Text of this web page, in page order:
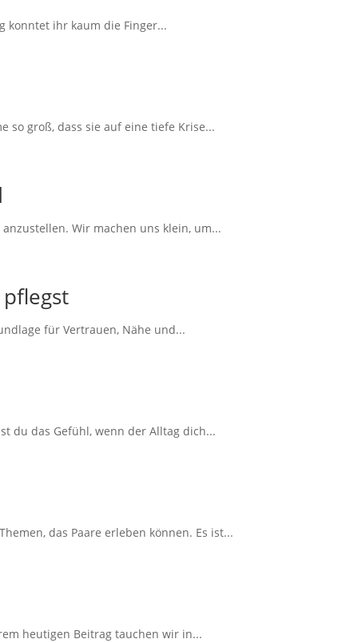
konntet ihr kaum die Finger...
so groß, dass sie auf eine tiefe Krise...
Wir machen uns klein, um...
für Vertrauen, Nähe und...
du das Gefühl, wenn der Alltag dich...
das Paare erleben können. Es ist...
heutigen Beitrag tauchen wir in...